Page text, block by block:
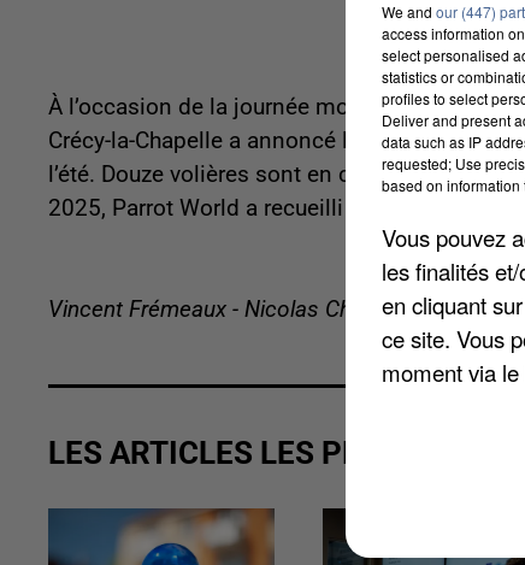
À l’occasion de la journée mondiale du
Crécy-la-Chapelle a annoncé l’ouverture
l’été. Douze volières sont en construction
2025, Parrot World a recueilli 15 perroquets
Vincent Frémeaux - Nicolas Chacun
LES ARTICLES LES PLUS VUS
We and our (447)
access information
select personalised
statistics or
profiles to select
Deliver and present
data such as IP
requested; Use
based on information
Vous pouvez
les finalités
en cliquant
ce site. Vous
moment via